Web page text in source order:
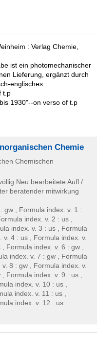
: Verlag Chemie,
ist ein photomechanischer
Lieferung, ergänzt durch
englisches
t.p
1930"--on verso of t.p
Chemie
Chemischen
Neu bearbeitete Aufl /
beratender mitwirkung
gw , Formula index. v. 1 :
index. v. 2 : us ,
index. v. 3 : us , Formula
4 : us , Formula index. v.
Formula index. v. 6 : gw ,
index. v. 7 : gw , Formula
8 : gw , Formula index. v.
Formula index. v. 9 : us ,
index. v. 10 : us ,
index. v. 11 : us ,
index. v. 12 : us